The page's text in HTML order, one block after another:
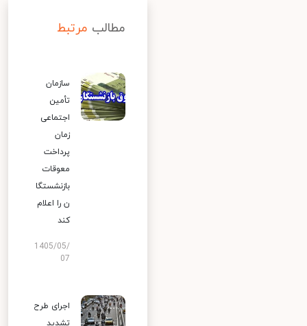
مطالب مرتبط
سازمان
تأمین
اجتماعی
زمان
پرداخت
معوقات
بازنشستگا
ن را اعلام
کند
1405/05/
07
اجرای طرح
تشدید